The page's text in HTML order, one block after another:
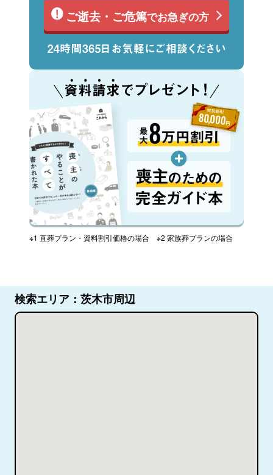
ご逝去・ご危篤でお急ぎの方
※1 直葬プラン・資料割引価格の場合 ※2 家族葬プランの場合
検索エリア：茨木市周辺